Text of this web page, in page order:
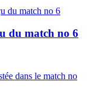
du match no 6